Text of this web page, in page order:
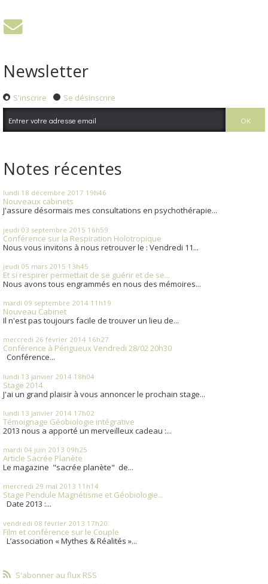
Newsletter
S'inscrire Se désinscrire
Notes récentes
lundi 18 décembre 2017 19h46
Nouveaux cabinets
J'assure désormais mes consultations en psychothérapie...
jeudi 03 septembre 2015 16h59
Conférence sur la Respiration Holotropique
Nous vous invitons à nous retrouver le : Vendredi 11...
jeudi 05 mars 2015 13h45
Et si respirer permettait de se guérir et de se...
Nous avons tous engrammés en nous des mémoires...
mardi 09 septembre 2014 11h19
Nouveau Cabinet
Il n'est pas toujours facile de trouver un lieu de...
mercredi 26 février 2014 16h27
Conférence à Périgueux Vendredi 28/02 20h30
Conférence...
lundi 13 janvier 2014 18h04
Stage 2014
J'ai un grand plaisir à vous annoncer le prochain stage...
lundi 13 janvier 2014 17h02
Témoignage Géobiologie intégrative
2013 nous a apporté un merveilleux cadeau :...
mardi 04 juin 2013 09h25
Article Sacrée Planète
Le magazine "sacrée planète" de...
mercredi 29 mai 2013 11h14
Stage Pendule Magnétisme et Géobiologie...
Date 2013 :...
vendredi 08 février 2013 17h20
Film et conférence sur le Couple
L’association « Mythes & Réalités »...
S'abonner au flux RSS